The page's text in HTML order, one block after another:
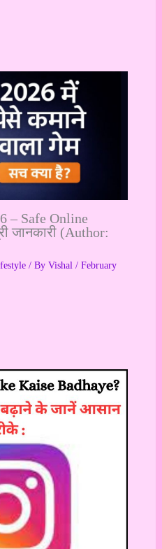
– Safe Online
जानकारी (Author:
/ By Vishal / February